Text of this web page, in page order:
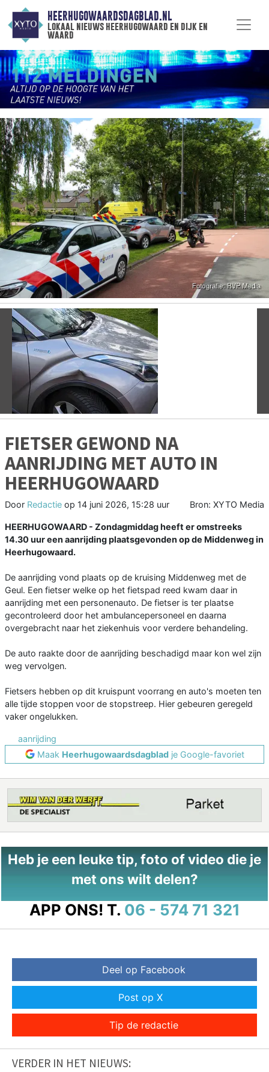
HEERHUGOWAARDSDAGBLAD.NL
lokaal nieuws heerhugowaard en dijk en
waard
Vorige
FIETSER GEWOND NA
AANRIJDING MET AUTO IN
HEERHUGOWAARD
Door Redactie op 14 juni 2026, 15:28 uur Bron: XYTO Media
HEERHUGOWAARD - Zondagmiddag heeft er omstreeks
14.30 uur een aanrijding plaatsgevonden op de Middenweg in
Heerhugowaard.
De aanrijding vond plaats op de kruising Middenweg met de
Geul. Een fietser welke op het fietspad reed kwam daar in
aanrijding met een personenauto. De fietser is ter plaatse
gecontroleerd door het ambulancepersoneel en daarna
overgebracht naar het ziekenhuis voor verdere behandeling.
De auto raakte door de aanrijding beschadigd maar kon wel zijn
weg vervolgen.
Fietsers hebben op dit kruispunt voorrang en auto's moeten ten
alle tijde stoppen voor de stopstreep. Hier gebeuren geregeld
vaker ongelukken.
aanrijding
Maak Heerhugowaardsdagbladje Google-favoriet
Heb je een leuke tip, foto of video die je
met ons wilt delen?
APP ONS! T. 06 - 574 71 321
Deel op Facebook
Post op X
Tip de redactie
VERDER IN HET NIEUWS: